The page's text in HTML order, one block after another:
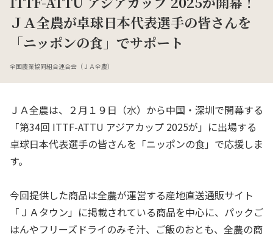
ＪＡ全農が卓球日本代表選手の皆さんを
「ニッポンの食」でサポート
全国農業協同組合連合会（ＪＡ全農）
ＪＡ全農は、２月１９日（水）から中国・深圳で開幕する
「第34回 ITTF-ATTU アジアカップ 2025が」に出場する
卓球日本代表選手の皆さんを「ニッポンの食」で応援しま
す。
今回提供した商品は全農が運営する産地直送通販サイト
「ＪＡタウン」に掲載されている商品を中心に、パックご
はんやフリーズドライのみそ汁、ご飯のおとも、全農の商